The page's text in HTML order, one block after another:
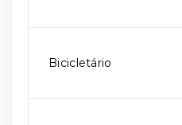
Bicicletário